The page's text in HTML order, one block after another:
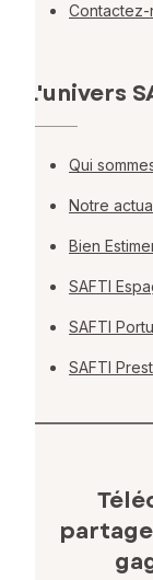
Contactez-
L'univers
Qui
Notre
Bien
SAFTI
SAFTI
SAFTI